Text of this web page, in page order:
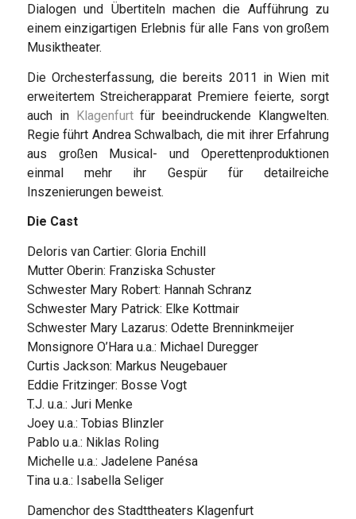
Dialogen und Übertiteln machen die Aufführung zu
einem einzigartigen Erlebnis für alle Fans von großem
Musiktheater.
Die Orchesterfassung, die bereits 2011 in Wien mit
erweitertem Streicherapparat Premiere feierte, sorgt
auch in Klagenfurtfür beeindruckende Klangwelten.
Regie führt Andrea Schwalbach, die mit ihrer Erfahrung
aus großen Musical- und Operettenproduktionen
einmal mehr ihr Gespür für detailreiche
Inszenierungen beweist.
Die Cast
Deloris van Cartier: Gloria Enchill
Mutter Oberin: Franziska Schuster
Schwester Mary Robert: Hannah Schranz
Schwester Mary Patrick: Elke Kottmair
Schwester Mary Lazarus: Odette Brenninkmeijer
Monsignore O’Hara u.a.: Michael Duregger
Curtis Jackson: Markus Neugebauer
Eddie Fritzinger: Bosse Vogt
T.J. u.a.: Juri Menke
Joey u.a.: Tobias Blinzler
Pablo u.a.: Niklas Roling
Michelle u.a.: Jadelene Panésa
Tina u.a.: Isabella Seliger
Damenchor des Stadttheaters Klagenfurt